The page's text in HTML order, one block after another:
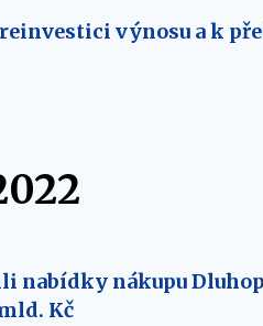
výnosu a k
nabídky nákupu
Kč